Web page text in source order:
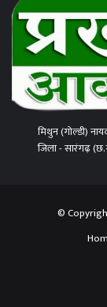
मिथुन (गोल्डी)
जिला - सारंगढ़
©